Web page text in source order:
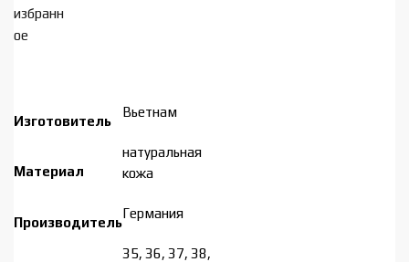
избранн
ое
Изготовитель
Вьетнам
Материал
натуральная
кожа
Производитель
Германия
35, 36, 37, 38,